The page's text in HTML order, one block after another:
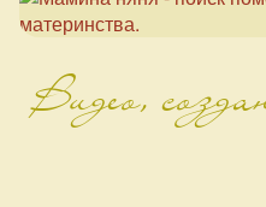
Видео,